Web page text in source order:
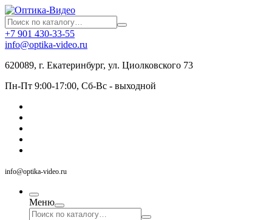
+7 901 430-33-55
info@optika-video.ru
620089, г. Екатеринбург, ул. Циолковского 73
Пн-Пт 9:00-17:00, Сб-Вс - выходной
info@optika-video.ru
Меню